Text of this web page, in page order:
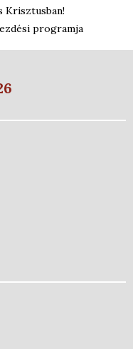
Krisztusban!
programja